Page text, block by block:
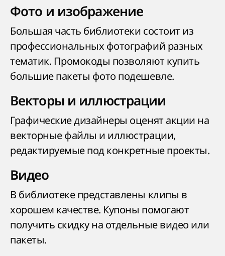
Фото и изображение
Большая часть библиотеки состоит из
профессиональных фотографий разных
тематик. Промокоды позволяют купить
большие пакеты фото подешевле.
Векторы и иллюстрации
Графические дизайнеры оценят акции на
векторные файлы и иллюстрации,
редактируемые под конкретные проекты.
Видео
В библиотеке представлены клипы в
хорошем качестве. Купоны помогают
получить скидку на отдельные видео или
пакеты.